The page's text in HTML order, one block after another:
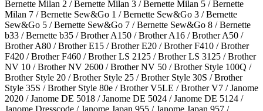
Bernette Milan 2 / Bernette Milan 3 / Bernette Milan 5 / Bernette
Milan 7 / Bernette Sew&Go 1 / Bernette Sew&Go 3 / Bernette
Sew&Go 5 / Bernette Sew&Go 7 / Bernette Sew&Go 8 / Bernette
b33 / Bernette b35 / Brother A150 / Brother A16 / Brother A50 /
Brother A80 / Brother E15 / Brother E20 / Brother F410 / Brother
F420 / Brother F460 / Brother LS 2125 / Brother LS 3125 / Brother
NV 10 / Brother NV 2600 / Brother NV 50 / Brother Style 100Q /
Brother Style 20 / Brother Style 25 / Brother Style 30S / Brother
Style 35S / Brother Style 80e / Brother V5LE / Brother V7 / Janome
2020 / Janome DE 5018 / Janome DE 5024 / Janome DE 5124 /